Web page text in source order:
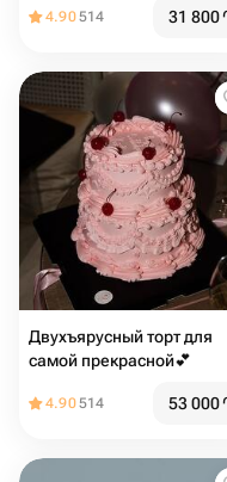
4.90514 31 800
Двухъярусный торт для
самой прекрасной💕
4.90514 53 000